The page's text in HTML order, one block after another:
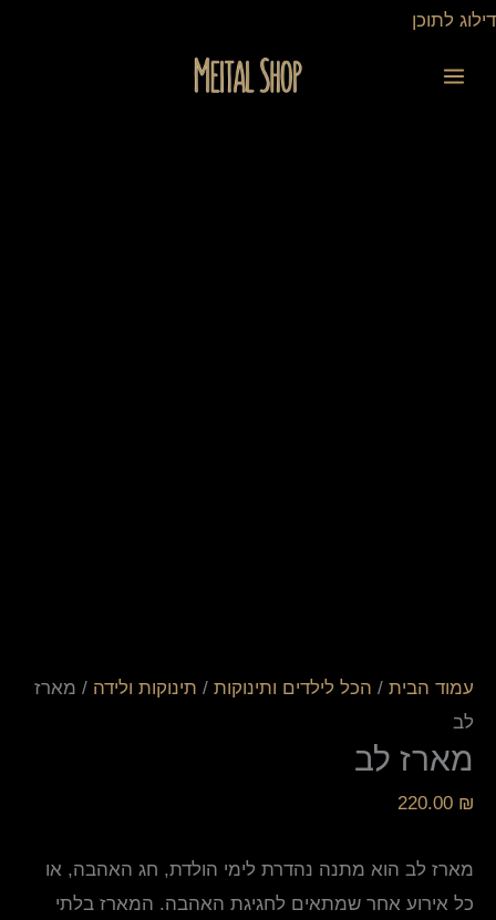
דילוג לתוכן
דילוג
עמוד הבית / הכל לילדים ותינוקות / תינוקות ולידה / מארז
לב
מארז לב
220.00 ₪
מארז לב הוא מתנה נהדרת לימי הולדת, חג האהבה, או
כל אירוע אחר שמתאים לחגיגת האהבה. המארז בלתי
של